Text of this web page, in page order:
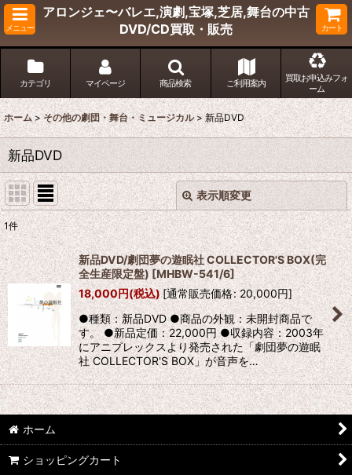
メニュー
アロンジェ〜バレエ,演劇,宝塚,芝居,舞台の中古
DVD/CD買取・販売
カート
カテゴリ マイページ 商品検索 ご利用案内
買取お申込みフォ
ーム
ホーム > その他の劇団・舞台・ミュージカル > 新品DVD
新品DVD
表示順変更
表示数:
並び順:
絞り込む
閉じる
1件
新品DVD/劇団夢の遊眠社 COLLECTOR'S BOX(完
全生産限定盤)[MHBW-541/6]
18,000円(税込) [通常販売価格: 20,000円]
●種類：新品DVD ●商品の外観：未開封商品で
す。 ●新品定価：22,000円 ●収録内容：2003年
にアニプレックスより発売された「劇団夢の遊眠
社 COLLECTOR'S BOX」が音声を…
ホーム
ショッピングカート